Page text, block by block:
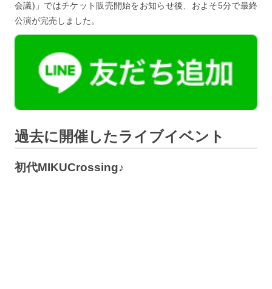
会議)」ではチケット販売開始をお知らせ後、およそ5分で最終
公演が完売しました。
過去に開催したライブイベント
初代MIKUCrossing♪